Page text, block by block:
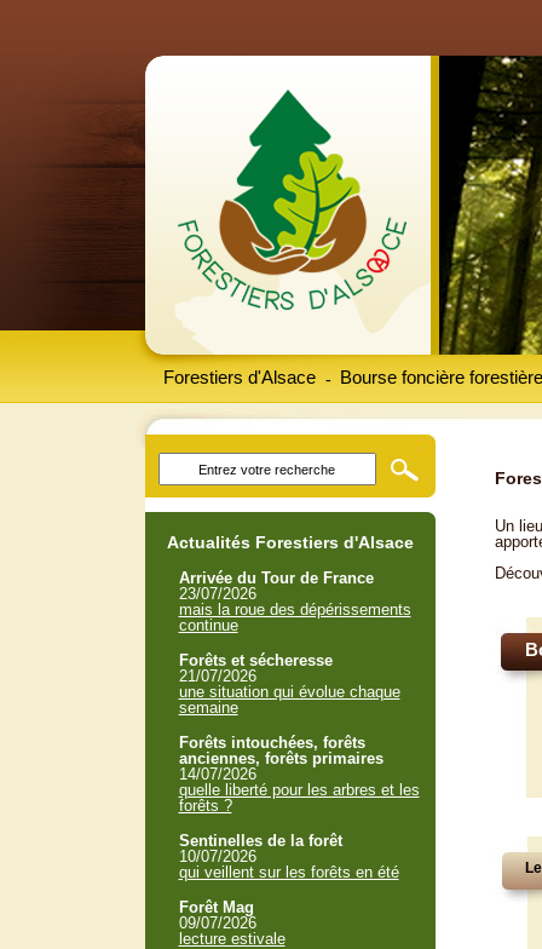
Forestiers d'Alsace Bourse foncière forestière
-
Un
Actualités Forestiers d'Alsace
Arrivée du Tour de France
23/07/2026
mais la roue des dépérissements
continue
Forêts et sécheresse
21/07/2026
une situation qui évolue chaque
semaine
Forêts intouchées, forêts
anciennes, forêts primaires
14/07/2026
quelle liberté pour les arbres et les
forêts ?
Sentinelles de la forêt
10/07/2026
qui veillent sur les forêts en été
Forêt Mag
09/07/2026
lecture estivale